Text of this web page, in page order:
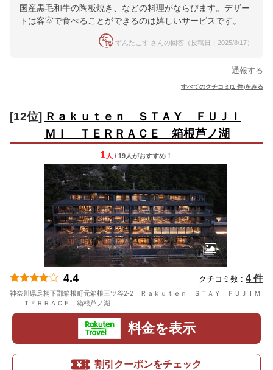
国産黒毛和牛の陶板焼き、などの料理がならびます。デザー
トは客室で食べることができるのは嬉しいサービスです。
ずんたこす さんの回答（投稿日：2025/8/17）
通報する
すべてのクチコミ(1 件)をみる
[12位] Ｒａｋｕｔｅｎ ＳＴＡＹ ＦＵＪＩ
ＭＩ ＴＥＲＲＡＣＥ 箱根芦ノ湖
1 人 / 19人がおすすめ！
4.4 クチコミ数 : 4 件
神奈川県足柄下郡箱根町元箱根三ツ谷2-2 Ｒａｋｕｔｅｎ ＳＴＡＹ ＦＵＪＩＭ
Ｉ ＴＥＲＲＡＣＥ 箱根芦ノ湖
料金を表示
割引クーポンをチェック